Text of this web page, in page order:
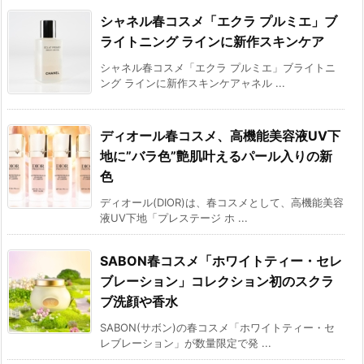
シャネル春コスメ「エクラ プルミエ」ブ
ライトニング ラインに新作スキンケア
シャネル春コスメ「エクラ プルミエ」ブライトニ
ング ラインに新作スキンケアャネル ...
ディオール春コスメ、高機能美容液UV下
地に”バラ色”艶肌叶えるパール入りの新
色
ディオール(DIOR)は、春コスメとして、高機能美容
液UV下地「プレステージ ホ ...
SABON春コスメ「ホワイトティー・セレ
ブレーション」コレクション初のスクラ
ブ洗顔や香水
SABON(サボン)の春コスメ「ホワイトティー・セ
レブレーション」が数量限定で発 ...